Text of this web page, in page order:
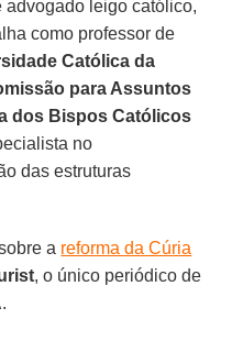
advogado leigo católico,
como professor de
Católica da
para Assuntos
dos Bispos Católicos
no
das estruturas
a reforma da Cúria
, o único periódico de
.